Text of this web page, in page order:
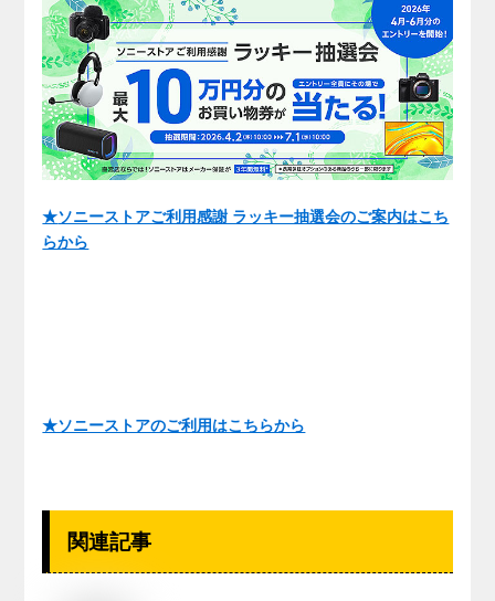
★ソニーストアご利用感謝 ラッキー抽選会のご案内はこち
らから
★ソニーストアのご利用はこちらから
関連記事